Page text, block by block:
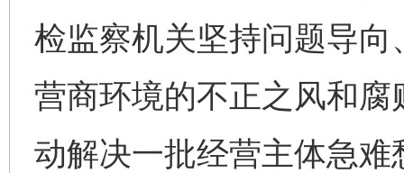
检监察机关坚持问题导
营商环境的不正之风和
动解决一批经营主体急